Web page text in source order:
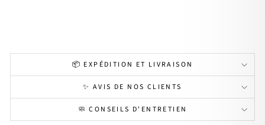
📦 EXPÉDITION ET LIVRAISON
✨ AVIS DE NOS CLIENTS
🧼 CONSEILS D'ENTRETIEN